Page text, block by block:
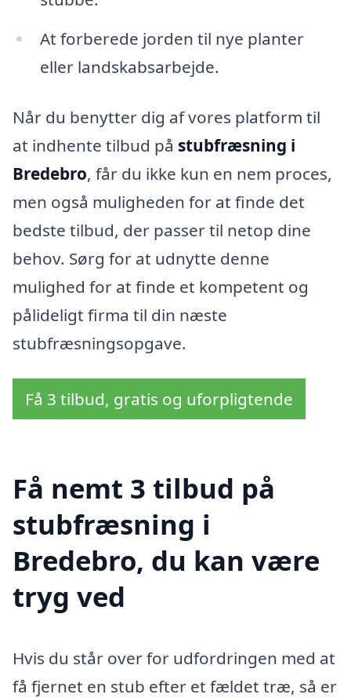
At forberede jorden til nye planter
eller landskabsarbejde.
Når du benytter dig af vores platform til
at indhente tilbud på stubfræsning i
Bredebro, får du ikke kun en nem proces,
men også muligheden for at finde det
bedste tilbud, der passer til netop dine
behov. Sørg for at udnytte denne
mulighed for at finde et kompetent og
pålideligt firma til din næste
stubfræsningsopgave.
Få 3 tilbud, gratis og uforpligtende
Få nemt 3 tilbud på
stubfræsning i
Bredebro, du kan være
tryg ved
Hvis du står over for udfordringen med at
få fjernet en stub efter et fældet træ, så er